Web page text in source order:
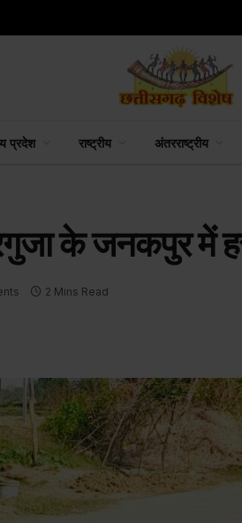
प्रदेश राष्ट्रीय अंतरराष्ट्रीय
के जनकपुर में
2 Mins Read